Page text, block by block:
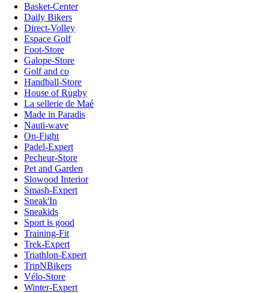
Basket-Center
Daily Bikers
Direct-Volley
Espace Golf
Foot-Store
Galope-Store
Golf and co
Handball-Store
House of Rugby
La sellerie de Maé
Made in Paradis
Nauti-wave
On-Fight
Padel-Expert
Pecheur-Store
Pet and Garden
Slowood Interior
Smash-Expert
Sneak'In
Sneakids
Sport is good
Training-Fit
Trek-Expert
Triathlon-Expert
TripNBikers
Vélo-Store
Winter-Expert